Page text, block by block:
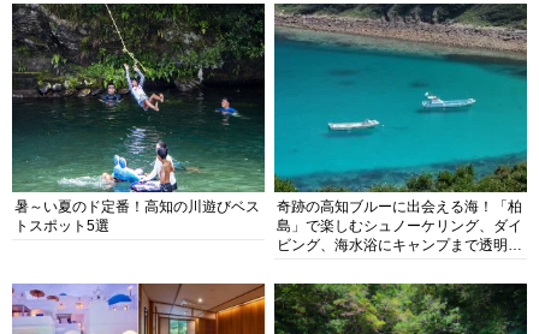
暑～い夏のド定番！高知の川遊びベス
トスポット5選
奇跡の高知ブルーに出会える海！「柏
島」で楽しむシュノーケリング、ダイ
ビング、海水浴にキャンプまで透明度